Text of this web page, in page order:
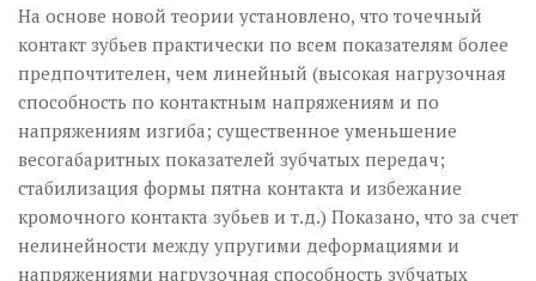
На основе новой теории установлено, что точечный
контакт зубьев практически по всем показателям более
предпочтителен, чем линейный (высокая нагрузочная
способность по контактным напряжениям и по
напряжениям изгиба; существенное уменьшение
весогабаритных показателей зубчатых передач;
стабилизация формы пятна контакта и избежание
кромочного контакта зубьев и т.д.) Показано, что за счет
нелинейности между упругими деформациями и
напряжениями нагрузочная способность зубчатых